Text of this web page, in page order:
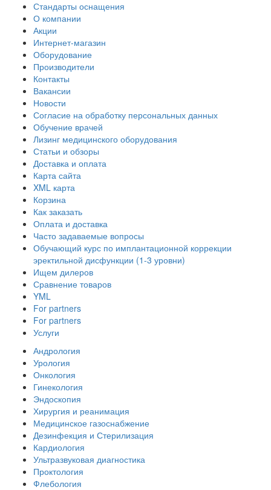
Стандарты оснащения
О компании
Акции
Интернет-магазин
Оборудование
Производители
Контакты
Вакансии
Новости
Согласие на обработку персональных данных
Обучение врачей
Лизинг медицинского оборудования
Статьи и обзоры
Доставка и оплата
Карта сайта
XML карта
Корзина
Как заказать
Оплата и доставка
Часто задаваемые вопросы
Обучающий курс по имплантационной коррекции
эректильной дисфункции (1-3 уровни)
Ищем дилеров
Сравнение товаров
YML
For partners
For partners
Услуги
Андрология
Урология
Онкология
Гинекология
Эндоскопия
Хирургия и реанимация
Медицинское газоснабжение
Дезинфекция и Стерилизация
Кардиология
Ультразвуковая диагностика
Проктология
Флебология